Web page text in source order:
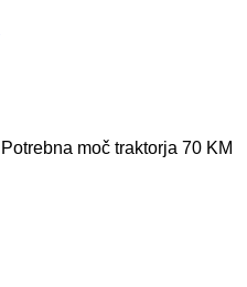
Potrebna moč traktorja 70 KM